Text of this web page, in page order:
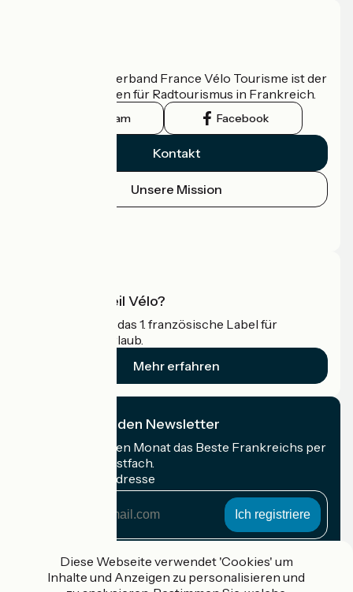
Der nationale Verband France Vélo Tourisme ist der
offizielle Leitfaden für Radtourismus in Frankreich.
Instagram Facebook
Kontakt
Unsere Mission
Was ist Accueil Vélo?
Accueil Vélo ist das 1. französische Label für
Radfahrer im Urlaub.
Mehr erfahren
Ich abonniere den Newsletter
Erhalten Sie jeden Monat das Beste Frankreichs per
Rad in Ihrem Postfach.
Meine E-Mail-Adresse
Adresse
Gefördert im Rahmen von Destination France
Diese Webseite verwendet 'Cookies' um
Inhalte und Anzeigen zu personalisieren und